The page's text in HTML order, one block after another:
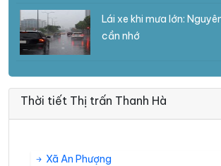
Lái xe khi mưa lớn:
cần nhớ
Thời tiết Thị trấn Thanh Hà
Xã An Phượng